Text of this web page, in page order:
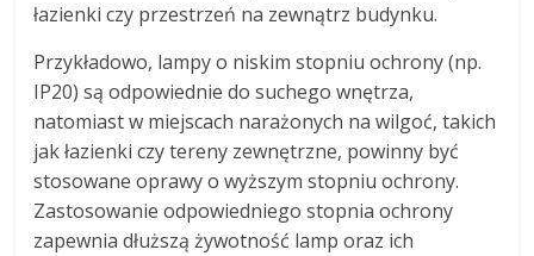
łazienki czy przestrzeń na zewnątrz budynku.
Przykładowo, lampy o niskim stopniu ochrony (np.
IP20) są odpowiednie do suchego wnętrza,
natomiast w miejscach narażonych na wilgoć, takich
jak łazienki czy tereny zewnętrzne, powinny być
stosowane oprawy o wyższym stopniu ochrony.
Zastosowanie odpowiedniego stopnia ochrony
zapewnia dłuższą żywotność lamp oraz ich